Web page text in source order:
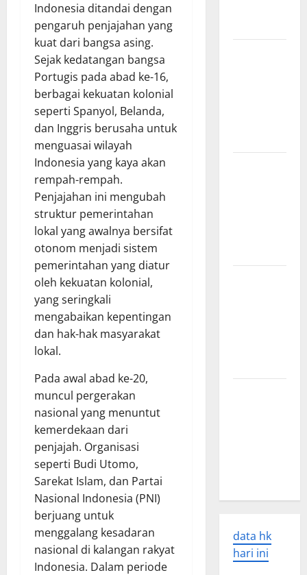
Indonesia ditandai dengan
pengaruh penjajahan yang
kuat dari bangsa asing.
Sejak kedatangan bangsa
Portugis pada abad ke-16,
berbagai kekuatan kolonial
seperti Spanyol, Belanda,
dan Inggris berusaha untuk
menguasai wilayah
Indonesia yang kaya akan
rempah-rempah.
Penjajahan ini mengubah
struktur pemerintahan
lokal yang awalnya bersifat
otonom menjadi sistem
pemerintahan yang diatur
oleh kekuatan kolonial,
yang seringkali
mengabaikan kepentingan
dan hak-hak masyarakat
lokal.
Pada awal abad ke-20,
muncul pergerakan
nasional yang menuntut
kemerdekaan dari
penjajah. Organisasi
seperti Budi Utomo,
Sarekat Islam, dan Partai
Nasional Indonesia (PNI)
berjuang untuk
menggalang kesadaran
nasional di kalangan rakyat
Indonesia. Dalam periode
data hk
hari ini